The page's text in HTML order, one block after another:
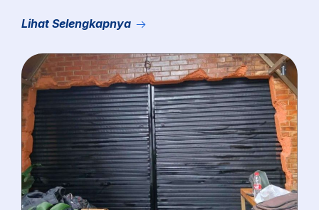
Lihat Selengkapnya